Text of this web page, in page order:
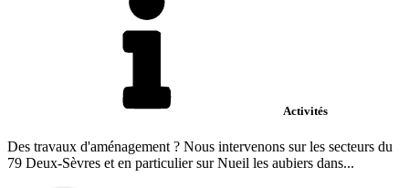
Activités
Des travaux d'aménagement ? Nous intervenons sur les secteurs du
79 Deux-Sèvres et en particulier sur Nueil les aubiers dans...